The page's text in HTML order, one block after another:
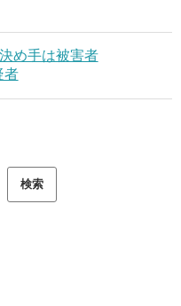
め手は被害者
者
検索